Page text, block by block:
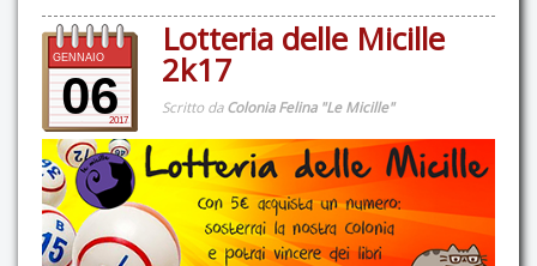
GENNAIO
062017
Lotteria delle Micille
2k17
Scritto daColonia Felina "Le Micille"